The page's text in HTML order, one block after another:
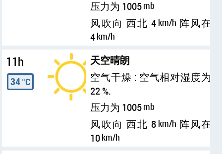
压力为 1005mb
风吹向 西北 4 km/h 阵风在
4km/h
11h
34°C
天空晴朗
空气干燥 : 空气相对湿度为
22 %.
压力为 1005mb
风吹向 西北 8 km/h 阵风在
10km/h